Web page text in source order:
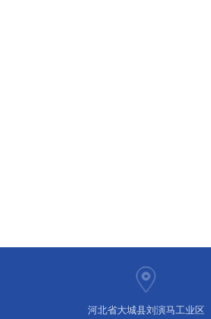
河北省大城县刘演马工业区